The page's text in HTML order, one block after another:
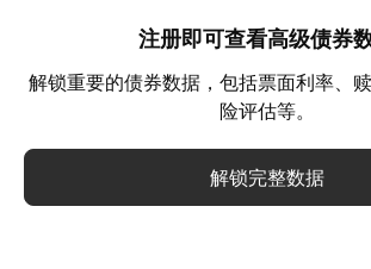
注册即可查看高级债券
解锁重要的债券数据，包括票面利率、
险评估等。
解锁完整数据